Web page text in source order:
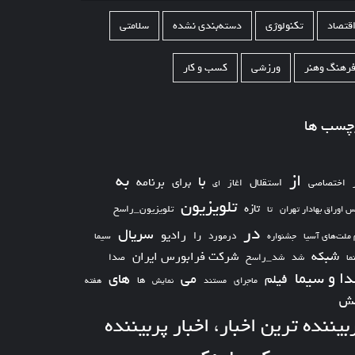
اقتصاد تکنولوژی دسته‌بندی نشده سلامتی
فرهنگ وهنر ورزشی کسب و کار
ها
اختصاصی از استقلال اغاز ای با برای برنامه به
اوراق بهادار تهران تا تازه تلویزیون تلویزیون_راسخ
ملت‌های آسیا جشنواره در درمورد را رادیو سریال سیما
شبکه شد شد_راسخ شرکت فرابورس ایران صدا
و سیما فیلم ماجرای مستند می نمایش ها های هفته
ترین اخبار، اخبار پربیننده